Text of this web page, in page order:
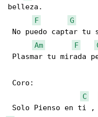
belleza.
F
G
No puedo captar tu
Am
F
Plasmar tu mirada
Coro:
C